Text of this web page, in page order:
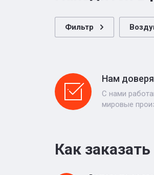
Фильтр
Нам
С нами
мировые
Как заказать